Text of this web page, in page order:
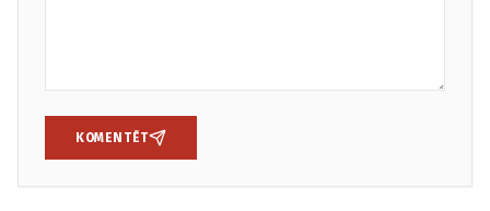
KOMENTĒT